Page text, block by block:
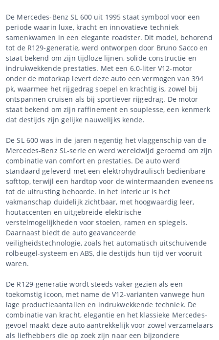
De Mercedes-Benz SL 600 uit 1995 staat symbool voor een
periode waarin luxe, kracht en innovatieve techniek
samenkwamen in een elegante roadster. Dit model, behorend
tot de R129-generatie, werd ontworpen door Bruno Sacco en
staat bekend om zijn tijdloze lijnen, solide constructie en
indrukwekkende prestaties. Met een 6.0-liter V12-motor
onder de motorkap levert deze auto een vermogen van 394
pk, waarmee het rijgedrag soepel en krachtig is, zowel bij
ontspannen cruisen als bij sportiever rijgedrag. De motor
staat bekend om zijn raffinement en souplesse, een kenmerk
dat destijds zijn gelijke nauwelijks kende.
De SL 600 was in de jaren negentig het vlaggenschip van de
Mercedes-Benz SL-serie en werd wereldwijd geroemd om zijn
combinatie van comfort en prestaties. De auto werd
standaard geleverd met een elektrohydraulisch bedienbare
softtop, terwijl een hardtop voor de wintermaanden eveneens
tot de uitrusting behoorde. In het interieur is het
vakmanschap duidelijk zichtbaar, met hoogwaardig leer,
houtaccenten en uitgebreide elektrische
verstelmogelijkheden voor stoelen, ramen en spiegels.
Daarnaast biedt de auto geavanceerde
veiligheidstechnologie, zoals het automatisch uitschuivende
rolbeugel-systeem en ABS, die destijds hun tijd ver vooruit
waren.
De R129-generatie wordt steeds vaker gezien als een
toekomstig icoon, met name de V12-varianten vanwege hun
lage productieaantallen en indrukwekkende techniek. De
combinatie van kracht, elegantie en het klassieke Mercedes-
gevoel maakt deze auto aantrekkelijk voor zowel verzamelaars
als liefhebbers die op zoek zijn naar een bijzondere